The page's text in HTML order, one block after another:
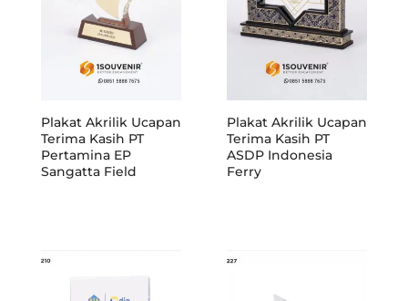
Plakat Akrilik Ucapan
Terima Kasih PT
Pertamina EP
Sangatta Field
Plakat Akrilik Ucapan
Terima Kasih PT
ASDP Indonesia
Ferry